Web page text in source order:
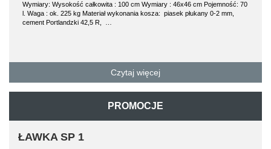
Wymiary: Wysokość całkowita : 100 cm Wymiary : 46x46 cm Pojemność: 70
l. Waga : ok. 225 kg Materiał wykonania kosza: piasek płukany 0-2 mm,
cement Portlandzki 42,5 R, …
Czytaj więcej
PROMOCJE
ŁAWKA SP 1